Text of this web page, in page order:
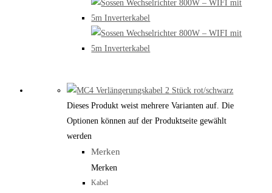
Dieses Produkt weist mehrere Varianten auf. Die
Optionen können auf der Produktseite gewählt
werden
Merken
Merken
Kabel